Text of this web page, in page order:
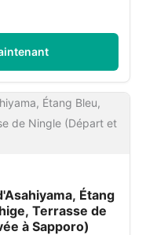
Étang
Terrasse de
à Sapporo)